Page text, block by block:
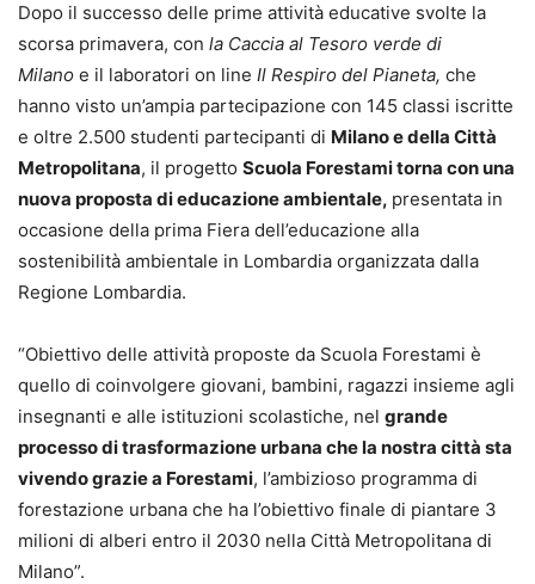
Dopo il successo delle prime attività educative svolte la
scorsa primavera, con la Caccia al Tesoro verde di
Milano e il laboratori on line Il Respiro del Pianeta, che
hanno visto un’ampia partecipazione con 145 classi iscritte
e oltre 2.500 studenti partecipanti di Milano e della Città
Metropolitana, il progetto Scuola Forestami torna con una
nuova proposta di educazione ambientale, presentata in
occasione della prima Fiera dell’educazione alla
sostenibilità ambientale in Lombardia organizzata dalla
Regione Lombardia.
“Obiettivo delle attività proposte da Scuola Forestami è
quello di coinvolgere giovani, bambini, ragazzi insieme agli
insegnanti e alle istituzioni scolastiche, nel grande
processo di trasformazione urbana che la nostra città sta
vivendo grazie a Forestami, l’ambizioso programma di
forestazione urbana che ha l’obiettivo finale di piantare 3
milioni di alberi entro il 2030 nella Città Metropolitana di
Milano”.